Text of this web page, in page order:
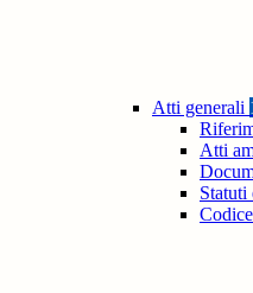
Atti generali
Atti
Statuti